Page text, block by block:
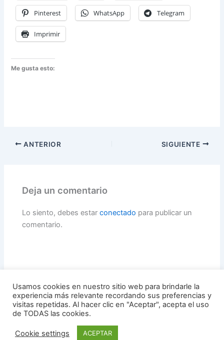
Pinterest WhatsApp Telegram
Imprimir
Me gusta esto:
ANTERIOR SIGUIENTE
Deja un comentario
Lo siento, debes estarconectado para publicar un
comentario.
Tema Astra para WordPress
Usamos cookies en nuestro sitio web para brindarle la
experiencia más relevante recordando sus preferencias y
visitas repetidas. Al hacer clic en "Aceptar", acepta el uso
de TODAS las cookies.
Cookie settings ACEPTAR